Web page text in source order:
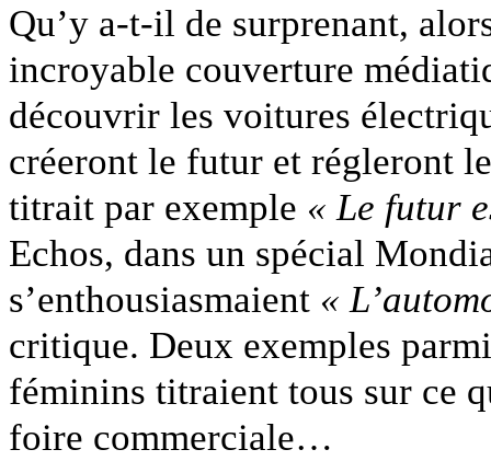
Qu’y a-t-il de surprenant,
incroyable couverture
découvrir les voitures
créeront le futur et régleront
titrait par exemple « Le futur
Echos, dans un spécial
s’enthousiasmaient «
critique. Deux exemples
féminins titraient tous sur ce
foire commerciale…